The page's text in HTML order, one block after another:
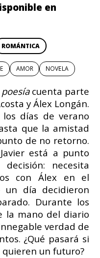
en
ROMÁNTICA
AMOR NOVELA
cuenta parte
y Álex Longán.
días de verano
que la amistad
de no retorno.
está a punto
necesita
con Álex en el
día decidieron
Durante los
la mano del diario
verdad de
¿Qué pasará si
quieren un futuro?